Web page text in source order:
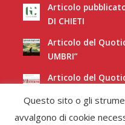
Articolo
DI CHIETI
Articolo del
UMBRI”
Articolo del
Articolo del
Questo sito o gli
avvalgono di cookie